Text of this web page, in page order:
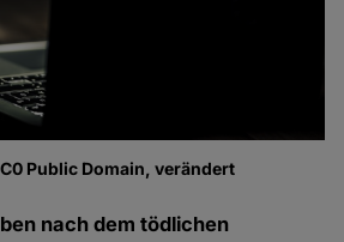
Public Domain, verändert
nach dem tödlichen